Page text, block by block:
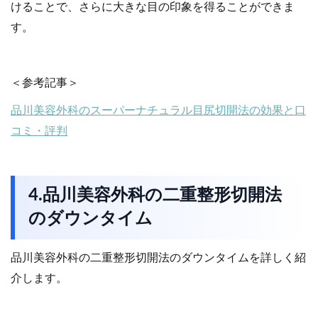
けることで、さらに大きな目の印象を得ることができま
す。
＜参考記事＞
品川美容外科のスーパーナチュラル目尻切開法の効果と口
コミ・評判
4.品川美容外科の二重整形切開法
のダウンタイム
品川美容外科の二重整形切開法のダウンタイムを詳しく紹
介します。